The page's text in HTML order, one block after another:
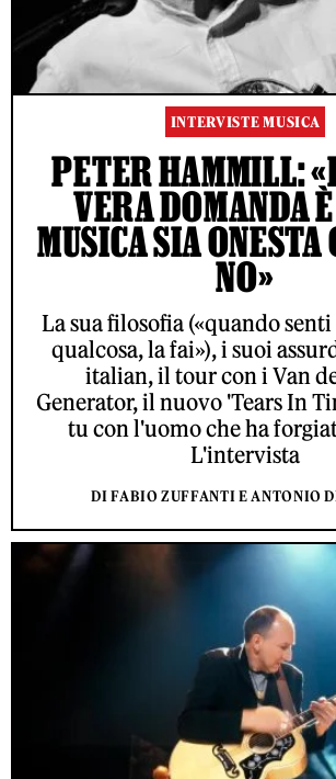
INTERVISTE MUSICA
PETER HAMMILL:
VERA DOMANDA
MUSICA SIA
NO»
La sua filosofia («quando
qualcosa, la fai»), i suoi
italian, il tour con i Van
Generator, il nuovo 'Tears In
tu con l'uomo che ha
L'intervista
DI FABIO ZUFFANTI E ANTONIO